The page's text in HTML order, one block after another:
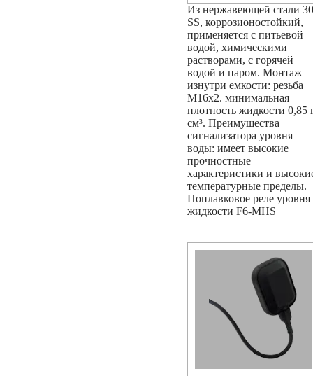
Из нержавеющей стали
SS, коррозионостойкий,
применяется с питьевой
водой, химическими
растворами, с горячей
водой и паром. Монтаж
изнутри емкости: резьба
М16х2. минимальная
плотность жидкости 0,85
см³. Преимущества
сигнализатора уровня
воды: имеет высокие
прочностные
характеристики и
температурные пределы.
Поплавковое реле уровня
жидкости F6-MHS